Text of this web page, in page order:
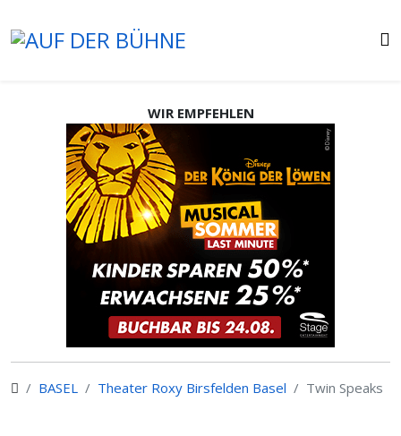
WIR EMPFEHLEN
BASEL Theater Roxy Birsfelden Basel Twin Speaks